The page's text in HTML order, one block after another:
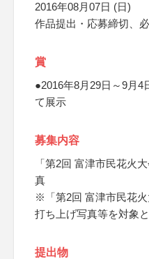
2016年08月07日 (日)
作品提出・応募締切、
賞
●2016年8月29日～9月4
て展示
募集内容
「第2回 富津市民花火
真
※「第2回 富津市民花
打ち上げ写真等を対象
提出物